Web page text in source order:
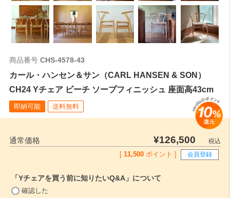
商品番号 CHS-4578-43
カール・ハンセン＆サン（CARL HANSEN & SON）
CH24 Yチェア ビーチ ソープフィニッシュ 座面高43cm
即納可能 送料無料
通常価格 ¥126,500
税込
11,500 ポイント ] 会員登録
「Yチェアを買う前に知りたいQ&A」について
確認した